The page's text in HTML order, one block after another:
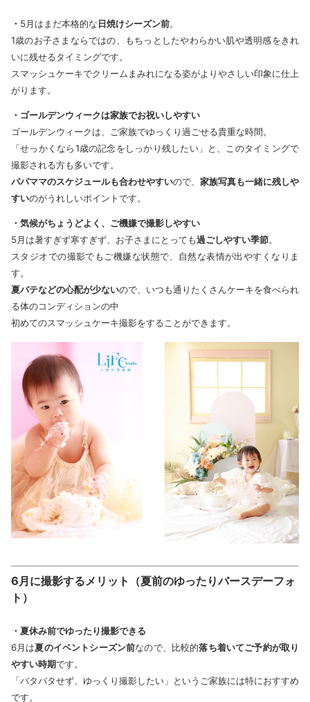
・ 5月はまだ本格的な日焼けシーズン前。
1歳のお子さまならではの、もちっとしたやわらかい肌や透明感をきれ
いに残せるタイミングです。
スマッシュケーキでクリームまみれになる姿がよりやさしい印象に仕上
がります。
・ゴールデンウィークは家族でお祝いしやすい
ゴールデンウィークは、ご家族でゆっくり過ごせる貴重な時間。
「せっかくなら1歳の記念をしっかり残したい」と、このタイミングで
撮影される方も多いです。
パパママのスケジュールも合わせやすいので、 家族写真も一緒に残しや
すいのがうれしいポイントです。
・気候がちょうどよく、ご機嫌で撮影しやすい
5月は暑すぎず寒すぎず、お子さまにとっても過ごしやすい季節。
スタジオでの撮影でもご機嫌な状態で、自然な表情が出やすくなりま
す。
夏バテなどの心配が少ないので、いつも通りたくさんケーキを食べられ
る体のコンディションの中
初めてのスマッシュケーキ撮影をすることができます。
6月に撮影するメリット（夏前のゆったりバースデーフォ
ト）
・夏休み前でゆったり撮影できる
6月は夏のイベントシーズン前なので、比較的落ち着いてご予約が取り
やすい時期です。
「バタバタせず、ゆっくり撮影したい」というご家族には特におすすめ
です。